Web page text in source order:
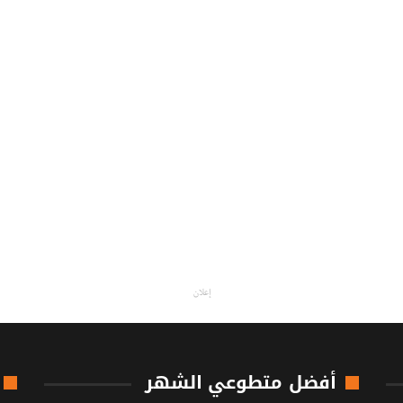
إعلان
أفضل متطوعي الشهر